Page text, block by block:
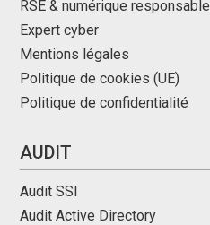
RSE & numérique responsable
Expert cyber
Mentions légales
Politique de cookies (UE)
Politique de confidentialité
AUDIT
Audit SSI
Audit Active Directory